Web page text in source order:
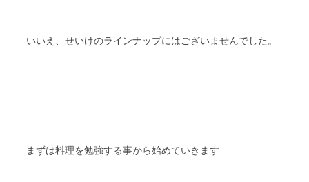
いいえ、せいけのラインナップにはございませんでした。
まずは料理を勉強する事から始めていきます